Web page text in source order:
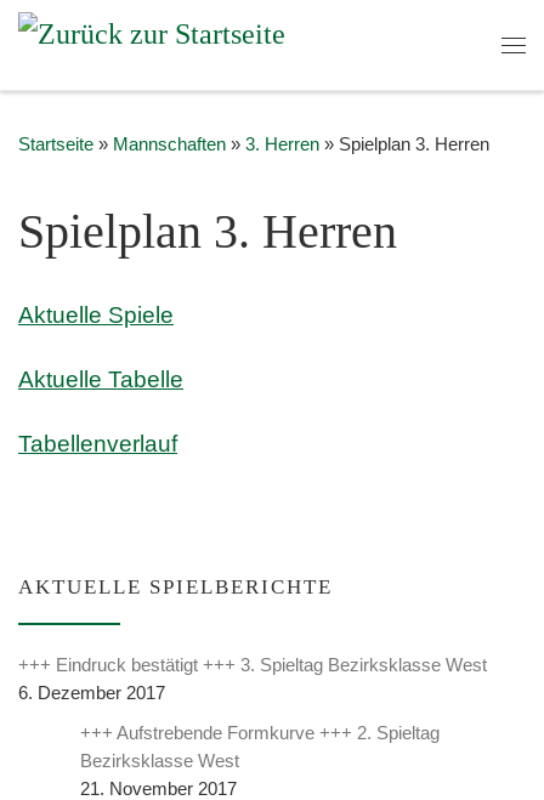
Zum Inhalt springen
Startseite » Mannschaften » 3. Herren » Spielplan 3. Herren
Spielplan 3. Herren
Aktuelle Spiele
Aktuelle Tabelle
Tabellenverlauf
AKTUELLE SPIELBERICHTE
+++ Eindruck bestätigt +++ 3. Spieltag Bezirksklasse West
6. Dezember 2017
+++ Aufstrebende Formkurve +++ 2. Spieltag
Bezirksklasse West
21. November 2017